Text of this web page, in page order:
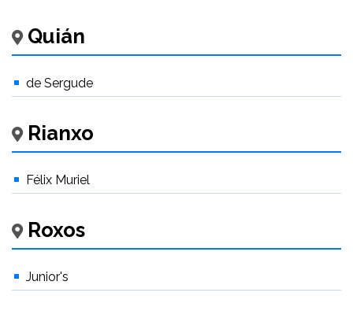
Quián
de Sergude
Rianxo
Félix Muriel
Roxos
Junior's